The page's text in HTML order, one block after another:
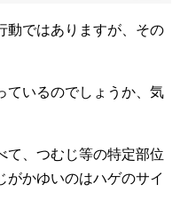
動ではありますが、その
ているのでしょうか、気
て、つむじ等の特定部位
がかゆいのはハゲのサイ